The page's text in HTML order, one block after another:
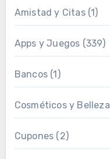
Amistad y Citas(1)
Apps y Juegos (339)
Bancos(1)
Cosméticos y Belleza
Cupones (2)